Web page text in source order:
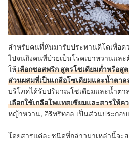
สำหรับคนที่หันมารับประทานคีโตเพื่อ
ไปจนถึงคนที่ป่วยเป็นโรคเบาหวานแล
ให้เลือกซอสพริก สูตรโซเดียมต่ำหรือสู
ส่วนผสมที่เป็นเกลือโซเดียมและน้ำตาล
บริโภคได้รับปริมาณโซเดียมและน้ำตา
เลือกใช้เกลือโพแทสเซียมและสารให้
หญ้าหวาน, อิริทริทอล เป็นส่วนประกอ
โดยสารแต่ละชนิดที่กล่าวมาเหล่านี้จะ